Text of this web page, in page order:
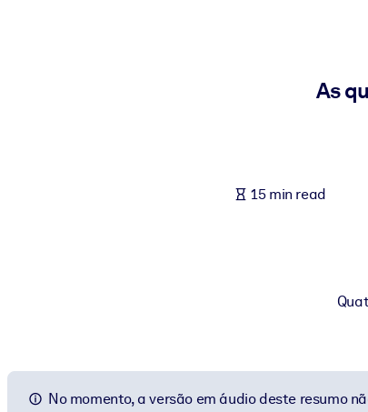
Fuel your AI systems with reliable, structured knowledge to
As
15 min read
No momento, a versão em áudio deste resumo